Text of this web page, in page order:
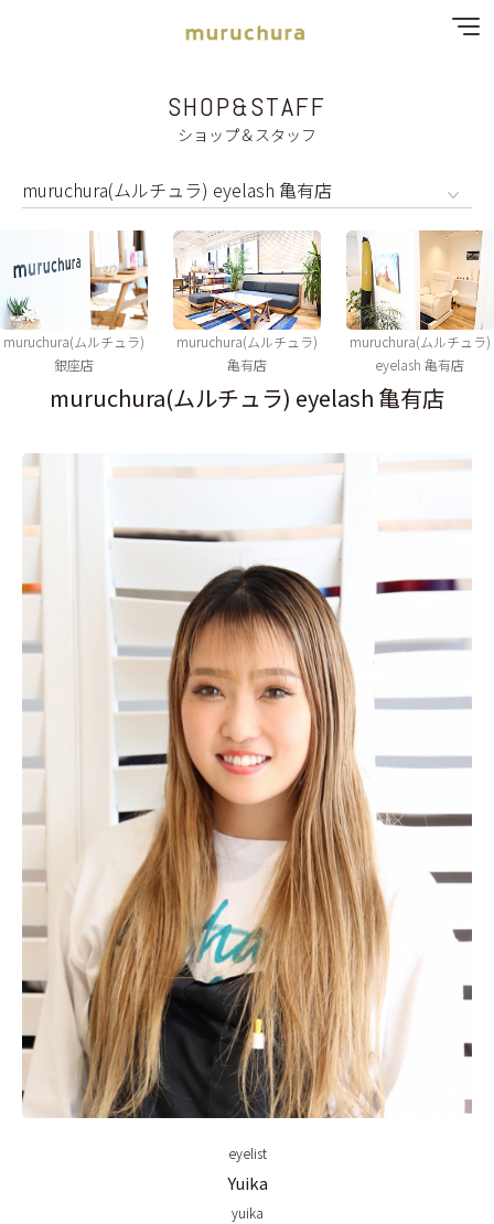
SPECIAL MENU
SHOP & STAFF
COUPON
GALLERY
RECRUIT
BLOG
SHOP&STAFF
ショップ＆スタッフ
muruchura(ムルチュラ)
銀座店
muruchura(ムルチュラ)
亀有店
muruchura(ムルチュラ)
eyelash 亀有店
muruchura(ムルチュラ) eyelash 亀有店
eyelist
Yuika
yuika